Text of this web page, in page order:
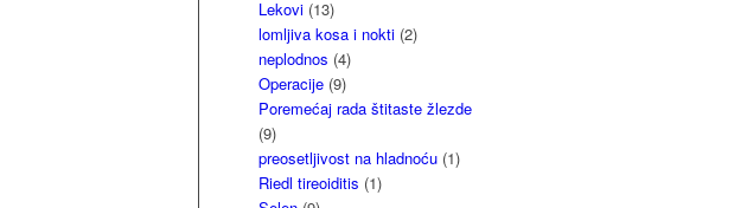
Lekovi (13)
lomljiva kosa i nokti (2)
neplodnos (4)
Operacije (9)
Poremećaj rada štitaste žlezde
(9)
preosetljivost na hladnoću (1)
Riedl tireoiditis (1)